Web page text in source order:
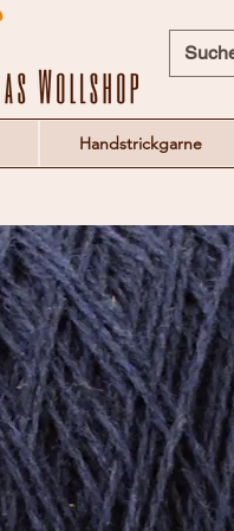
Handstrickgarne